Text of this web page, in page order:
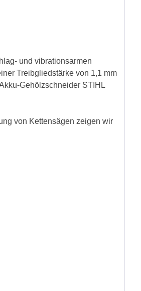
und vibrationsarmen
Treibgliedstärke von 1,1 mm
Gehölzschneider STIHL
von Kettensägen zeigen wir